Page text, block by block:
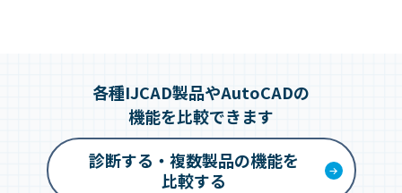
各種IJCAD製品やAutoCADの
機能を比較できます
診断する・複数製品の機能を
比較する